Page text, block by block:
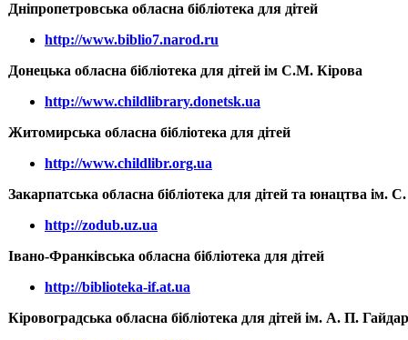
Дніпропетровська обласна бібліотека для дітей
http://www.biblio7.narod.ru
Донецька обласна бібліотека для дітей ім С.М. Кірова
http://www.childlibrary.donetsk.ua
Житомирська обласна бібліотека для дітей
http://www.childlibr.org.ua
Закарпатська обласна бібліотека для дітей та юнацтва ім.
http://zodub.uz.ua
Івано-Франківська обласна бібліотека для дітей
http://biblioteka-if.at.ua
Кіровоградська обласна бібліотека для дітей ім. А. П.